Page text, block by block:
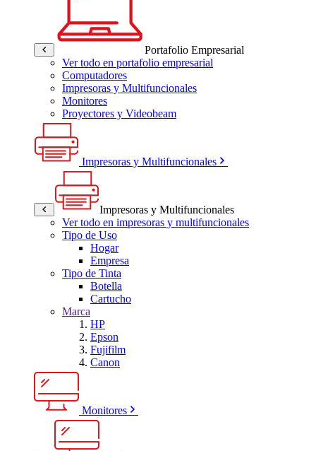
Portafolio Empresarial
Ver todo en portafolio empresarial
Computadores
Impresoras y Multifuncionales
Monitores
Proyectores y Videobeam
Impresoras y Multifuncionales
Impresoras y Multifuncionales
Ver todo en impresoras y multifuncionales
Tipo de Uso
Hogar
Empresa
Tipo de Tinta
Botella
Cartucho
Marca
HP
Epson
Fujifilm
Canon
Monitores